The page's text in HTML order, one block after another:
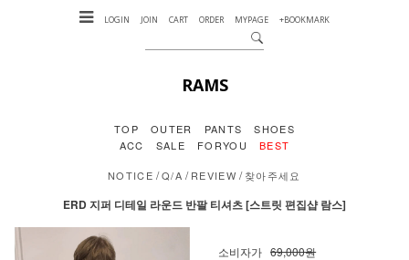
LOGIN JOIN CART ORDER MYPAGE +BOOKMARK
RAMS
TOP OUTER PANTS
SHOES
ACC
SALE FORYOU BEST
NOTICE /Q/A /REVIEW /찾아주세요
ERD 지퍼 디테일 라운드 반팔 티셔츠 [스트릿 편집샵 람스]
소비자가 69,000원